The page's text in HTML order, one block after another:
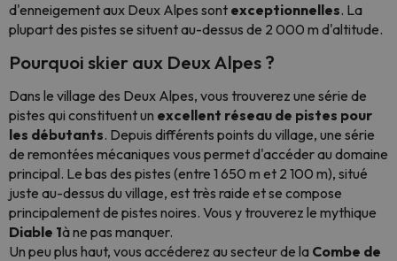
d'enneigement aux Deux Alpes sont exceptionnelles. La
plupart des pistes se situent au-dessus de 2 000 m d'altitude.
Pourquoi skier aux Deux Alpes ?
Dans le village des Deux Alpes, vous trouverez une série de
pistes qui constituent un excellent réseau de pistes pour
les débutants. Depuis différents points du village, une série
de remontées mécaniques vous permet d'accéder au domaine
principal. Le bas des pistes (entre 1 650 m et 2 100 m), situé
juste au-dessus du village, est très raide et se compose
principalement de pistes noires. Vous y trouverez le mythique
Diable 1à ne pas manquer.
Un peu plus haut, vous accéderez au secteur de la Combe de